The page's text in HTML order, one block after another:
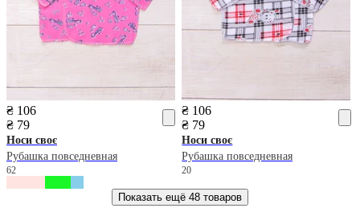
₴ 106
₴ 79
Носи своє
Рубашка повседневная
62
₴ 106
₴ 79
Носи своє
Рубашка повседневная
20
Показать ещё 48 товаров